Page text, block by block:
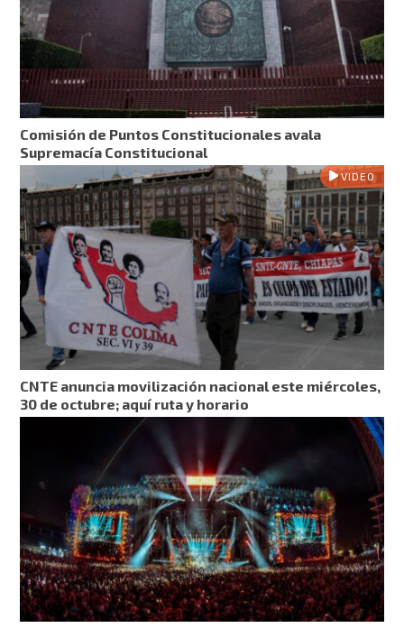
Comisión de Puntos Constitucionales avala
Supremacía Constitucional
VIDEO
CNTE anuncia movilización nacional este miércoles,
30 de octubre; aquí ruta y horario